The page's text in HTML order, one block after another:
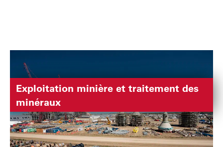
Exploitation minière et traitement des
minéraux